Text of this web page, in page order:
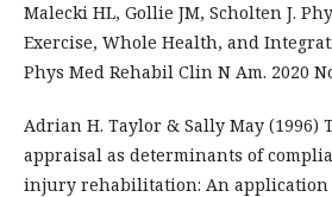
Malecki HL, Gollie JM, Scholten J.
Exercise, Whole Health, and
Phys Med Rehabil Clin N Am. 2020
Adrian H. Taylor & Sally May (1996)
appraisal as determinants of
injury rehabilitation: An application